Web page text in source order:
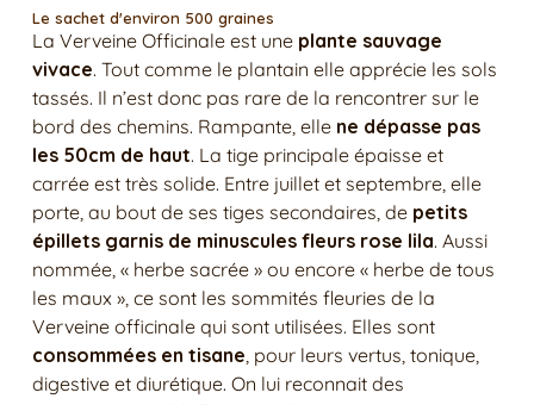
Le sachet d'environ 500 graines
La Verveine Officinale est une plante sauvage
vivace. Tout comme le plantain elle apprécie les sols
tassés. Il n’est donc pas rare de la rencontrer sur le
bord des chemins. Rampante, elle ne dépasse pas
les 50cm de haut. La tige principale épaisse et
carrée est très solide. Entre juillet et septembre, elle
porte, au bout de ses tiges secondaires, de petits
épillets garnis de minuscules fleurs rose lila. Aussi
nommée, « herbe sacrée » ou encore « herbe de tous
les maux », ce sont les sommités fleuries de la
Verveine officinale qui sont utilisées. Elles sont
consommées en tisane , pour leurs vertus, tonique,
digestive et diurétique. On lui reconnait des